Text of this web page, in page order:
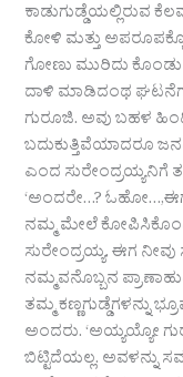
ಕಾಡುಗುಡ್ಡೆಯಲ್ಲಿರುವ
ಕೋಳಿ ಮತ್ತು
ಗೋಣು ಮುರಿದು
ದಾಳಿ ಮಾಡಿದಂಥ
ಗುರೂಜಿ. ಅವು ಬಹಳ
ಬದುಕುತ್ತಿವೆಯಾದರೂ
ಎಂದ ಸುರೇಂದ್ರಯ್ಯನಿಗೆ
‘ಅಂದರೇ…?
ನಮ್ಮ ಮೇಲೆ
ಸುರೇಂದ್ರಯ್ಯ. ಈಗ
ನಮ್ಮವನೊಬ್ಬನ
ತಮ್ಮ ಕಣ್ಣಗುಡ್ಡೆಗಳನ್ನು
ಅಂದರು. ‘ಅಯ್ಯಯ್ಯೋ
ಬಿಟ್ಟಿದೆಯಲ್ಲ. ಅವಳನ್ನು